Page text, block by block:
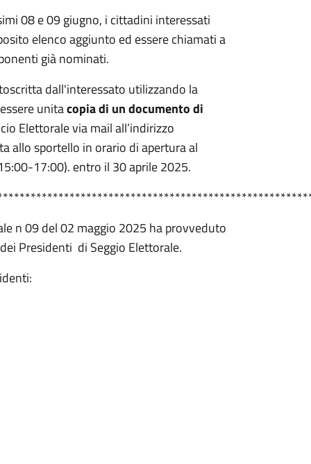
08 e 09 giugno, i cittadini interessati
elenco aggiunto ed essere chiamati a
già nominati.
dall'interessato utilizzando la
unitacopia di un documento di
Elettorale via mail all’indirizzo
allo sportello in orario di apertura al
17:00). entro il 30 aprile 2025.
n 09 del 02 maggio 2025 ha provveduto
Presidenti di Seggio Elettorale.